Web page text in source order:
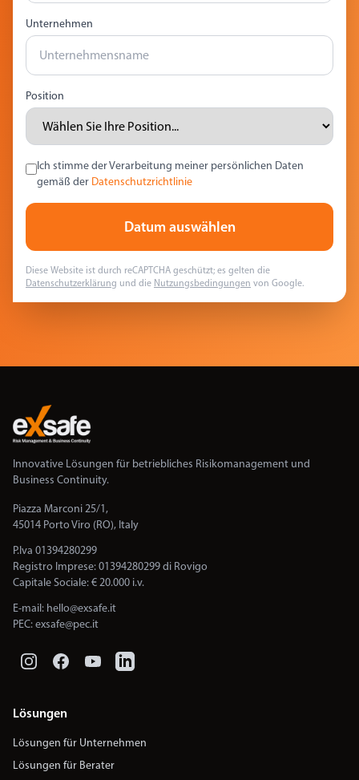
Unternehmen
Position
Ich stimme der Verarbeitung meiner persönlichen Daten
gemäß der Datenschutzrichtlinie
Datum auswählen
Diese Website ist durch reCAPTCHA geschützt; es gelten die
Datenschutzerklärung und die Nutzungsbedingungen von Google.
Innovative Lösungen für betriebliches Risikomanagement und
Business Continuity.
Piazza Marconi 25/1,
45014 Porto Viro (RO), Italy
P.Iva 01394280299
Registro Imprese: 01394280299 di Rovigo
Capitale Sociale: € 20.000 i.v.
E-mail: hello@exsafe.it
PEC:exsafe@pec.it
Lösungen
Lösungen für Unternehmen
Lösungen für Berater